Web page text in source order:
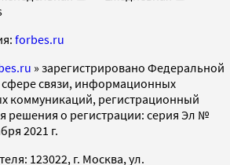
forbes.ru
» зарегистрировано Федеральной
связи, информационных
коммуникаций, регистрационный
решения о регистрации: серия Эл №
2021 г.
123022, г. Москва, ул.